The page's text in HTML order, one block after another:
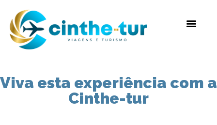
Viva esta experiência com a
Cinthe-tur